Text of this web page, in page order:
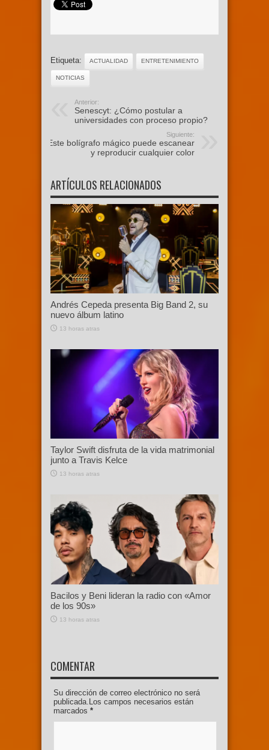
Etiqueta: ACTUALIDAD ENTRETENIMIENTO
NOTICIAS
Anterior:
Senescyt: ¿Cómo postular a
universidades con proceso propio?
Siguiente:
Este bolígrafo mágico puede escanear
y reproducir cualquier color
ARTÍCULOS RELACIONADOS
Andrés Cepeda presenta Big Band 2, su
nuevo álbum latino
13 horas atras
Taylor Swift disfruta de la vida matrimonial
junto a Travis Kelce
13 horas atras
Bacilos y Beni lideran la radio con «Amor
de los 90s»
13 horas atras
COMENTAR
Su dirección de correo electrónico no será
publicada.Los campos necesarios están
marcados *